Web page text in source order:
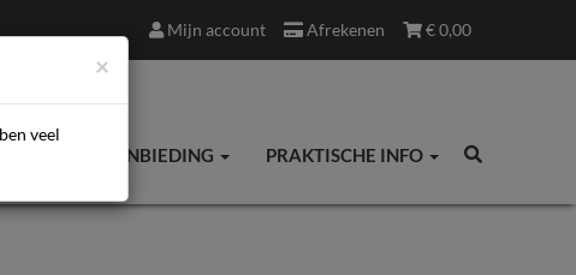
€0,00
Afrekenen
Mijn account
AANBIEDING PRAKTISCHE INFO
×
veel